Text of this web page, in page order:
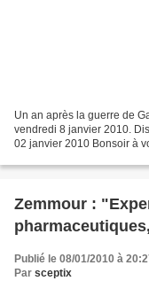
Un an après la guerre de
vendredi 8 janvier 2010.
02 janvier 2010 Bonsoir à
Zemmour :
Publié le 08/01/2010 à
Par sceptix